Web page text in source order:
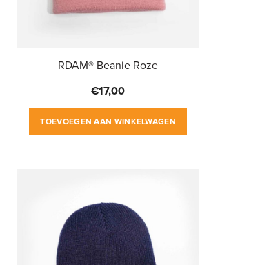
RDAM® Beanie Roze
€17,00
TOEVOEGEN AAN WINKELWAGEN